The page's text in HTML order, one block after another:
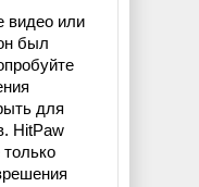
видео или
был
для
HitPaw